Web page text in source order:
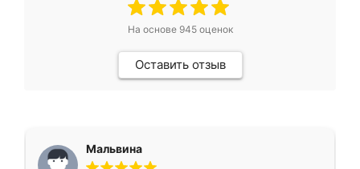
На основе 945оценок
Оставить отзыв
Мальвина